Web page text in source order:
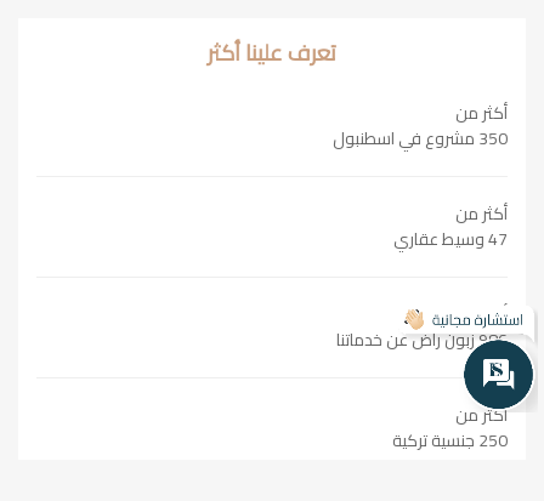
تعرف علينا أكثر
أكثر من
350 مشروع في اسطنبول
أكثر من
47 وسيط عقاري
أكثر من
986 زبون راض عن خدماتنا
أكثر من
250 جنسية تركية